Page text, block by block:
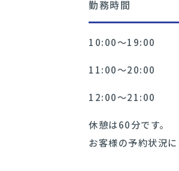
勤務時間
10:00〜19:00
11:00〜20:00
12:00〜21:00
休憩は60分です。
お客様の予約状況